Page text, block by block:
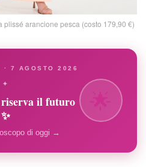
plissé arancione pesca (costo 179,90 €)
· 7 AGOSTO 2026
✦
il futuro
✨
di oggi →